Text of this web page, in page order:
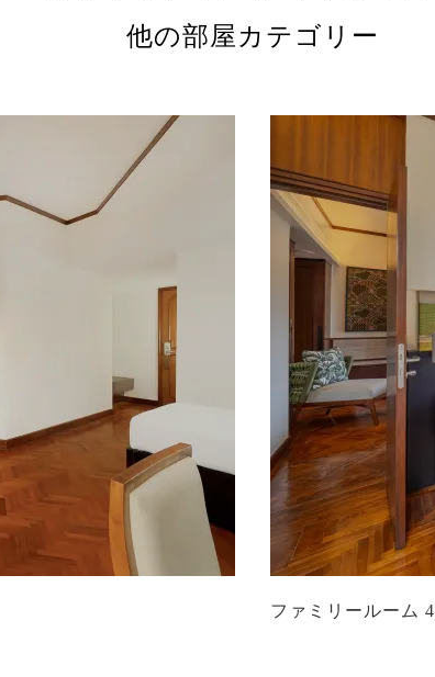
他の部屋カテゴリー
ファミリールーム 4名専用部屋